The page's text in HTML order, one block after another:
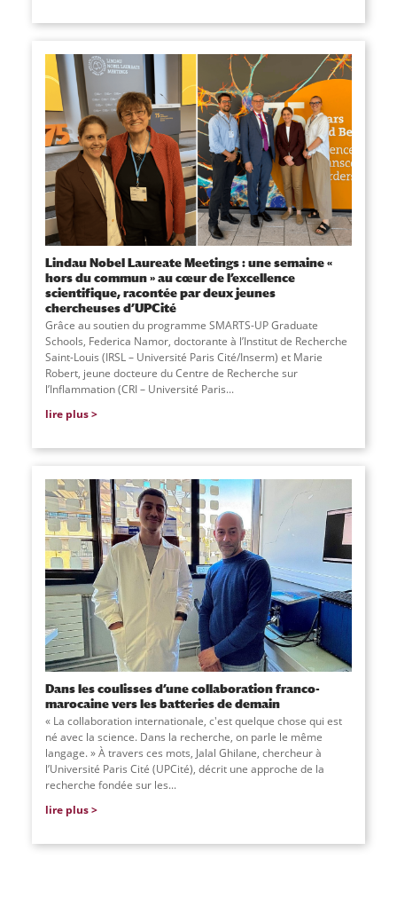
Lindau Nobel Laureate Meetings : une semaine «
hors du commun » au cœur de l’excellence
scientifique, racontée par deux jeunes
chercheuses d’UPCité
Grâce au soutien du programme SMARTS-UP Graduate
Schools, Federica Namor, doctorante à l’Institut de Recherche
Saint-Louis (IRSL – Université Paris Cité/Inserm) et Marie
Robert, jeune docteure du Centre de Recherche sur
l’Inflammation (CRI – Université Paris...
lire plus
Dans les coulisses d’une collaboration franco-
marocaine vers les batteries de demain
« La collaboration internationale, c'est quelque chose qui est
né avec la science. Dans la recherche, on parle le même
langage. » À travers ces mots, Jalal Ghilane, chercheur à
l’Université Paris Cité (UPCité), décrit une approche de la
recherche fondée sur les...
lire plus